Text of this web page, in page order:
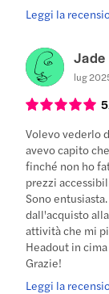
Leggi la
Jade
lug
5
Volevo vederlo
avevo capito
finché non ho
prezzi
Sono
dall'acquisto
attività che mi
Headout in
Grazie!
Leggi la